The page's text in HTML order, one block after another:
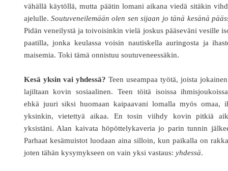
vähällä käytöllä, mutta päätin lomani aikana viedä sitäkin
ajelulle.Soutuveneilemään olen sen sijaan jo tänä kesänä
Pidän veneilystä ja toivoisinkin vielä joskus pääseväni vesille
paatilla, jonka keulassa voisin nautiskella auringosta ja
maisemia. Toki tämä onnistuu soutuveneessäkin.
Kesä yksin vai yhdessä? Teen useampaa työtä, joista
lajiltaan kovin sosiaalinen. Teen töitä isoissa
ehkä juuri siksi huomaan kaipaavani lomalla myös omaa,
yksinkin, vietettyä aikaa. En tosin viihdy kovin pitkiä
yksistäni. Alan kaivata höpöttelykaveria jo parin tunnin
Parhaat kesämuistot luodaan aina silloin, kun paikalla on
joten tähän kysymykseen on vain yksi vastaus: yhdessä.